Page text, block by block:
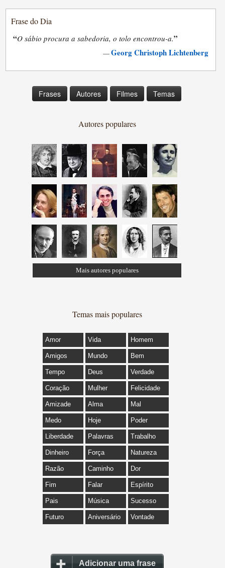
Frase do Dia
“O sábio procura a sabedoria, o tolo encontrou-a.”
—Georg Christoph Lichtenberg
Frases Autores Filmes Temas
Autores populares
Mais autores populares
Temas mais populares
Amor Vida Homem
Amigos Mundo Bem
Tempo Deus Verdade
Coração Mulher Felicidade
Amizade Alma Mal
Medo Hoje Poder
Liberdade Palavras Trabalho
Dinheiro Força Natureza
Razão Caminho Dor
Fim Falar Espírito
Pais Música Sucesso
Futuro Aniversário Vontade
Adicionar uma frase